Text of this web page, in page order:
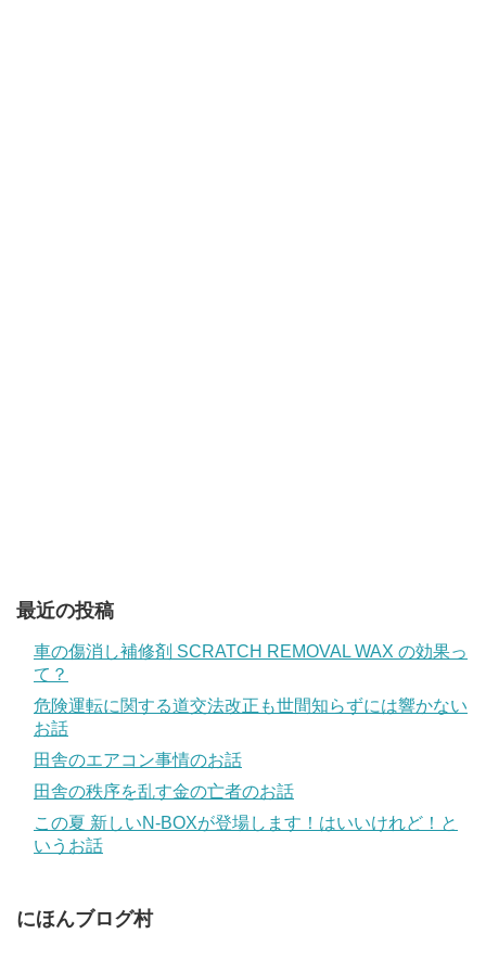
最近の投稿
車の傷消し補修剤 SCRATCH REMOVAL WAX の効果っ
て？
危険運転に関する道交法改正も世間知らずには響かない
お話
田舎のエアコン事情のお話
田舎の秩序を乱す金の亡者のお話
この夏 新しいN-BOXが登場します！はいいけれど！と
いうお話
にほんブログ村